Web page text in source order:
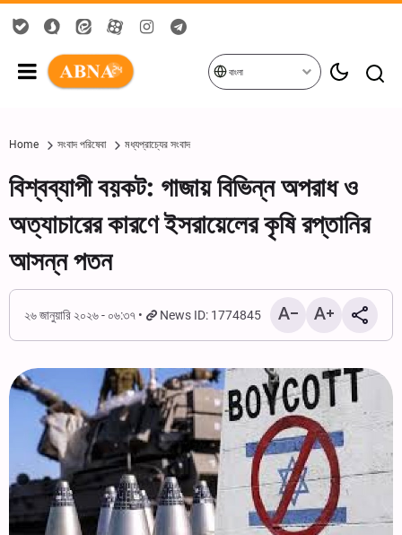
বাংলা
Home সংবাদ পরিষেবা মধ্যপ্রাচ্যের সংবাদ
বিশ্বব্যাপী বয়কট: গাজায় বিভিন্ন অপরাধ ও
অত্যাচারের কারণে ইসরায়েলের কৃষি রপ্তানির
আসন্ন পতন
২৬ জানুয়ারি ২০২৬ - ০৬:৩৭ News ID: 1774845